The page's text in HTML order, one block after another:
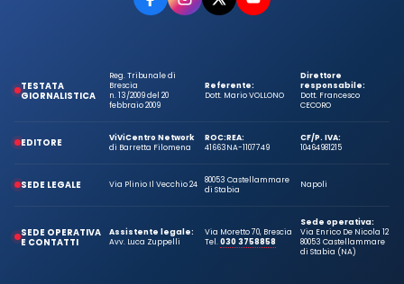
TESTATA
GIORNALISTICA
Reg. Tribunale di
Brescia
n. 13/2009 del 20
febbraio 2009
Referente:
Dott. Mario VOLLONO
Direttore
responsabile:
Dott. Francesco
CECORO
EDITORE
ViViCentro Network
di Barretta Filomena
ROC:
41663
REA:
NA-1107749
CF/P. IVA:
10464981215
SEDE LEGALE Via Plinio Il Vecchio 24
80053 Castellammare
di Stabia
Napoli
SEDE OPERATIVA
E CONTATTI
Assistente legale:
Avv. Luca Zuppelli
Via Moretto 70, Brescia
Tel.030 3758858
Sede operativa:
Via Enrico De Nicola 12
80053 Castellammare
di Stabia (NA)